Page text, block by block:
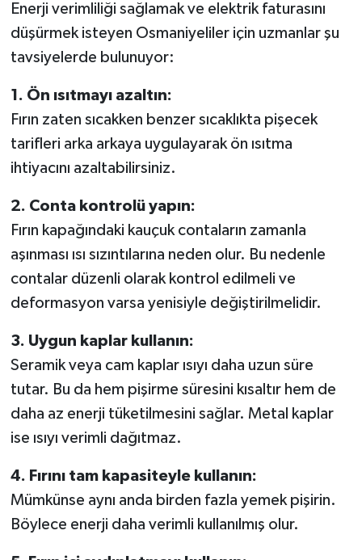
Enerji verimliliği sağlamak ve elektrik faturasını
düşürmek isteyen Osmaniyeliler için uzmanlar şu
tavsiyelerde bulunuyor:
1. Ön ısıtmayı azaltın:
Fırın zaten sıcakken benzer sıcaklıkta pişecek
tarifleri arka arkaya uygulayarak ön ısıtma
ihtiyacını azaltabilirsiniz.
2. Conta kontrolü yapın:
Fırın kapağındaki kauçuk contaların zamanla
aşınması ısı sızıntılarına neden olur. Bu nedenle
contalar düzenli olarak kontrol edilmeli ve
deformasyon varsa yenisiyle değiştirilmelidir.
3. Uygun kaplar kullanın:
Seramik veya cam kaplar ısıyı daha uzun süre
tutar. Bu da hem pişirme süresini kısaltır hem de
daha az enerji tüketilmesini sağlar. Metal kaplar
ise ısıyı verimli dağıtmaz.
4. Fırını tam kapasiteyle kullanın:
Mümkünse aynı anda birden fazla yemek pişirin.
Böylece enerji daha verimli kullanılmış olur.